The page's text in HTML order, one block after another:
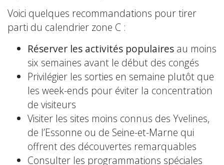
Voici quelques recommandations pour tirer
parti du calendrier zone C :
Réserver les activités populaires au moins
six semaines avant le début des congés
Privilégier les sorties en semaine plutôt que
les week-ends pour éviter la concentration
de visiteurs
Visiter les sites moins connus des Yvelines,
de l’Essonne ou de Seine-et-Marne qui
offrent des découvertes remarquables
Consulter les programmations spéciales